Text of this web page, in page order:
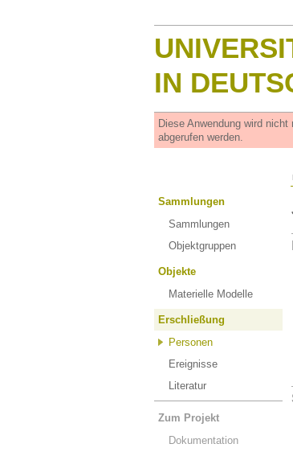
IN
Diese Anwendung wird
abgerufen werden.
Sammlungen
Sammlungen
Objektgruppen
Objekte
Materielle Modelle
Erschließung
Personen
Ereignisse
Literatur
Zum Projekt
Dokumentation